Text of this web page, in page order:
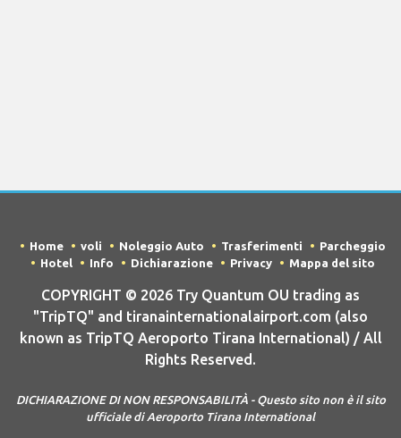
Home voli Noleggio Auto Trasferimenti
Parcheggio
Hotel
Info Dichiarazione Privacy Mappa del sito
COPYRIGHT © 2026 Try Quantum OU trading as
"TripTQ" and tiranainternationalairport.com (also
known as TripTQ Aeroporto Tirana International) / All
Rights Reserved.
DICHIARAZIONE DI NON RESPONSABILITÀ - Questo sito non è il sito
ufficiale di Aeroporto Tirana International